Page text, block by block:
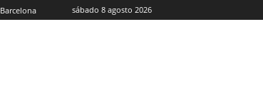
Barcelona sábado 8 agosto 2026